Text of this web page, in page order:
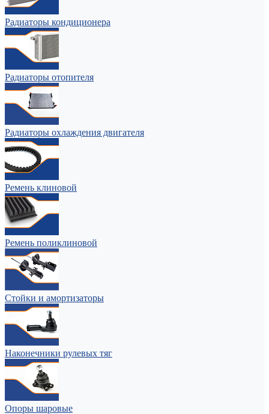
Радиаторы кондиционера
Радиаторы отопителя
Радиаторы охлаждения двигателя
Ремень клиновой
Ремень поликлиновой
Стойки и амортизаторы
Наконечники рулевых тяг
Опоры шаровые